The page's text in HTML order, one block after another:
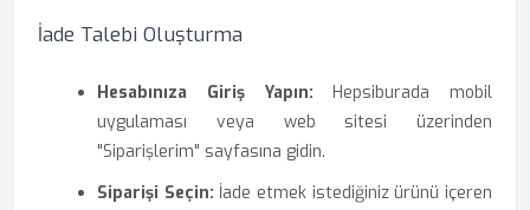
İade Talebi Oluşturma
Hesabınıza Giriş Yapın: Hepsiburada mobil
uygulaması veya web sitesi üzerinden
"Siparişlerim" sayfasına gidin.
Siparişi Seçin: İade etmek istediğiniz ürünü içeren